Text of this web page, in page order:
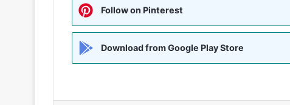
Follow on Pinterest
Download from Google Play Store